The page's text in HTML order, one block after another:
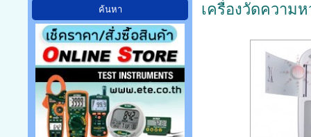
เครื่องวัดความห